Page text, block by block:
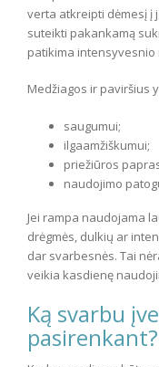
verta atkreipti dėmesį į
suteikti pakankamą
patikima intensyvesnio
Medžiagos ir paviršius
saugumui;
ilgaamžiškumui;
priežiūros
naudojimo
Jei rampa naudojama
drėgmės, dulkių ar
dar svarbesnės. Tai
veikia kasdienę
Ką svarbu
pasirenkant?